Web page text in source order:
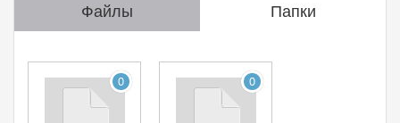
Файлы Папки
0 0